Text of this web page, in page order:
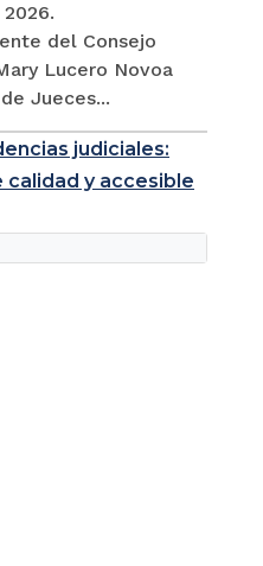
del Consejo
Lucero Novoa
Jueces...
judiciales:
calidad y accesible